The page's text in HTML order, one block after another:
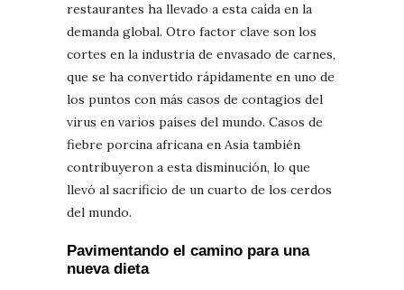
restaurantes ha llevado a esta caída en la
demanda global. Otro factor clave son los
cortes en la industria de envasado de carnes,
que se ha convertido rápidamente en uno de
los puntos con más casos de contagios del
virus en varios países del mundo. Casos de
fiebre porcina africana en Asia también
contribuyeron a esta disminución, lo que
llevó al sacrificio de un cuarto de los cerdos
del mundo.
Pavimentando el camino para una
nueva dieta